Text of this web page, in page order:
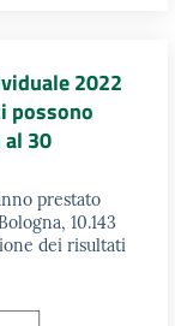
2022
possono
30
prestato
10.143
dei risultati